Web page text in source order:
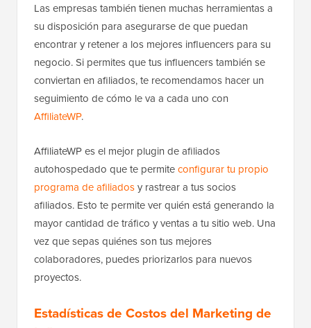
Las empresas también tienen muchas herramientas a
su disposición para asegurarse de que puedan
encontrar y retener a los mejores influencers para su
negocio. Si permites que tus influencers también se
conviertan en afiliados, te recomendamos hacer un
seguimiento de cómo le va a cada uno con
AffiliateWP.
AffiliateWP es el mejor plugin de afiliados
autohospedado que te permiteconfigurar tu propio
programa de afiliadosy rastrear a tus socios
afiliados. Esto te permite ver quién está generando la
mayor cantidad de tráfico y ventas a tu sitio web. Una
vez que sepas quiénes son tus mejores
colaboradores, puedes priorizarlos para nuevos
proyectos.
Estadísticas de Costos del Marketing de